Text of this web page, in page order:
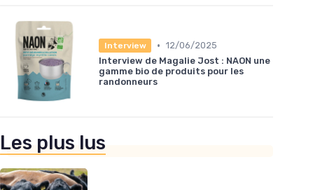
Interview • 12/06/2025
Interview de Magalie Jost : NAON une
gamme bio de produits pour les
randonneurs
Les plus lus